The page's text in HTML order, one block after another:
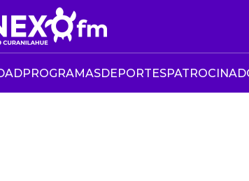
PROGRAMASDEPORTES